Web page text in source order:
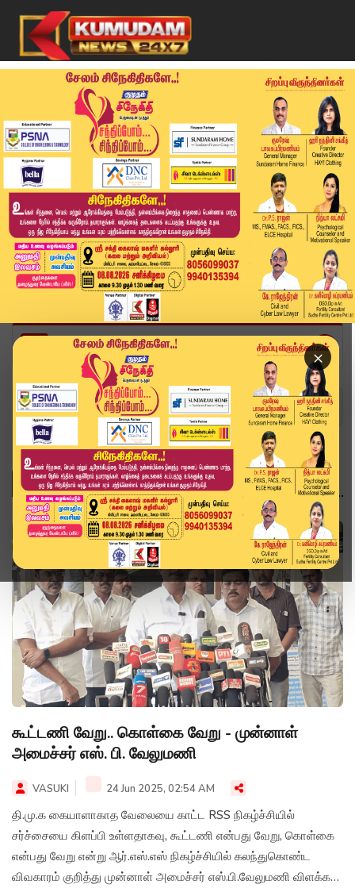
×
Home Topics
அரசியல்
கூட்டணி வேறு.. கொள்கை வேறு - முன்னாள்
அமைச்சர் எஸ். பி. வேலுமணி
VASUKI 24 Jun 2025, 02:54 AM
தி.மு.க கையாளாகாத வேலையை காட்ட RSS நிகழ்ச்சியில்
சர்ச்சையை கிளப்பி உள்ளதாகவு, கூட்டணி என்பது வேறு, கொள்கை
என்பது வேறு என்று ஆர்.எஸ்.எஸ் நிகழ்ச்சியில் கலந்துகொண்ட
விவகாரம் குறித்து முன்னாள் அமைச்சர் எஸ்.பி.வேலுமணி விளக்கம்